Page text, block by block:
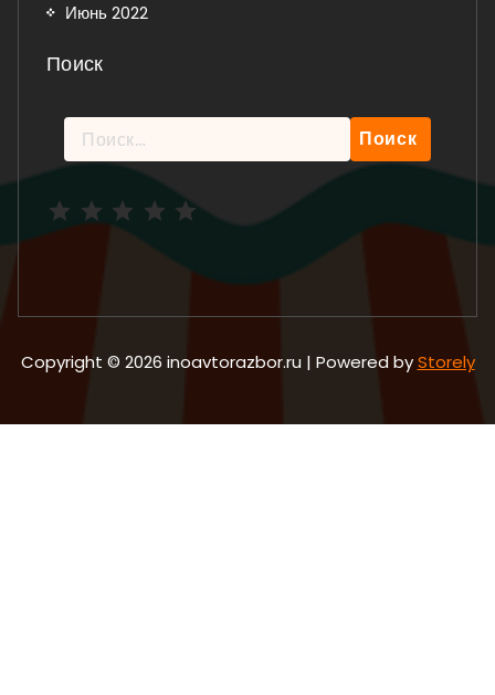
Июнь 2022
Поиск
Найти:
Copyright © 2026 inoavtorazbor.ru | Powered byStorely